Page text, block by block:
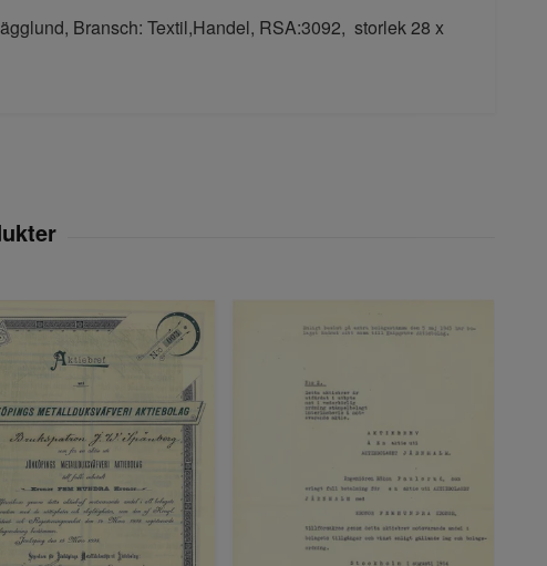
Bransch: Textil,Handel, RSA:3092, storlek 28 x